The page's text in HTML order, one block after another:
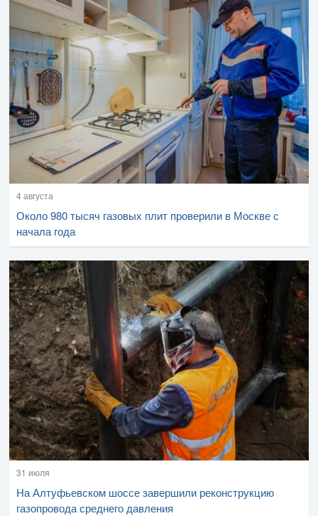
4 августа
Около 980 тысяч газовых плит проверили в Москве с
начала года
31 июля
На Алтуфьевском шоссе завершили реконструкцию
газопровода среднего давления